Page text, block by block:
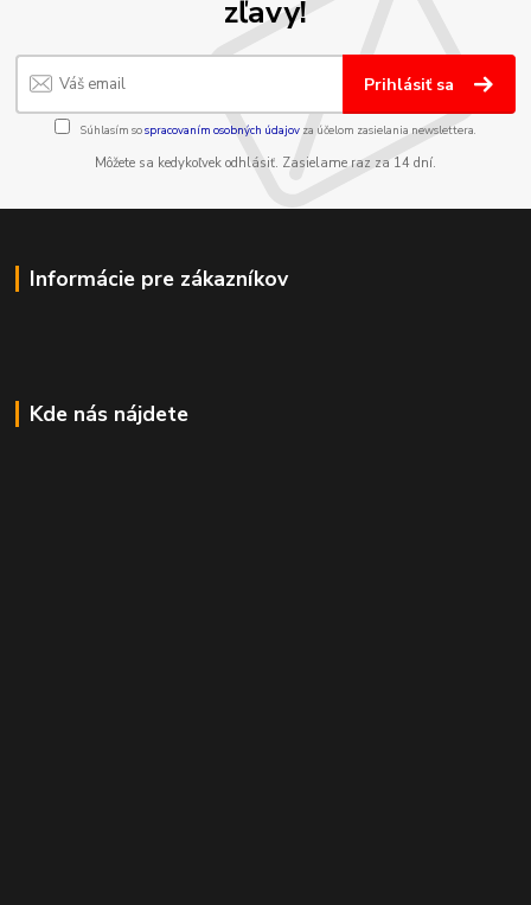
zľavy!
Prihlásiť sa
Súhlasím sospracovaním osobných údajov za účelom zasielania newslettera.
Môžete sa kedykoľvek odhlásiť. Zasielame raz za 14 dní.
Informácie pre zákazníkov
Kde nás nájdete